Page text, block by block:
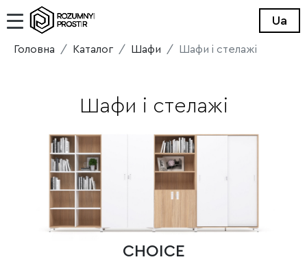
Ua
Головна Каталог Шафи Шафи і стелажі
Шафи і стелажі
CHOICE